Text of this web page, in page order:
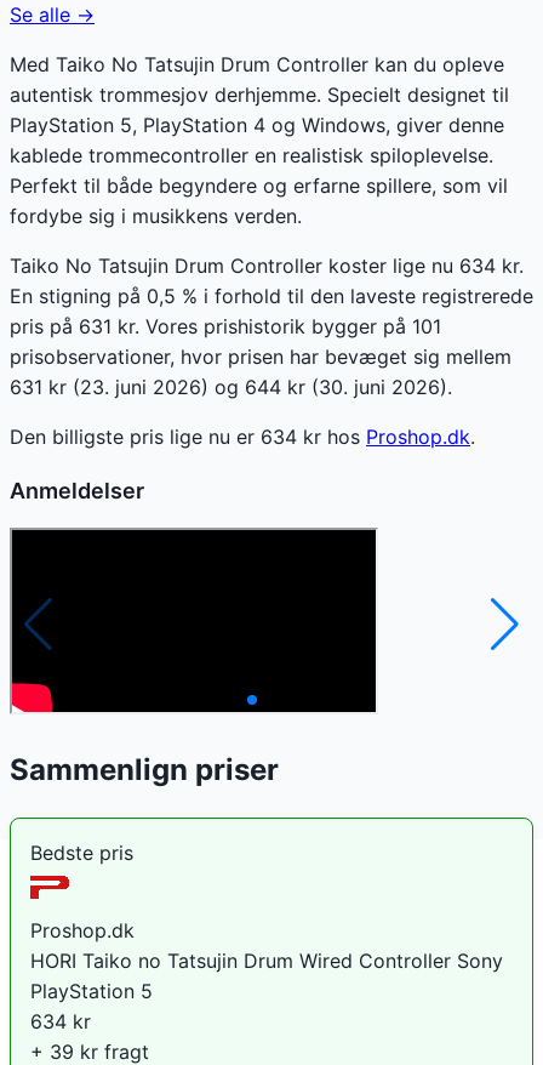
Se alle →
Med Taiko No Tatsujin Drum Controller kan du opleve
autentisk trommesjov derhjemme. Specielt designet til
PlayStation 5, PlayStation 4 og Windows, giver denne
kablede trommecontroller en realistisk spiloplevelse.
Perfekt til både begyndere og erfarne spillere, som vil
fordybe sig i musikkens verden.
Taiko No Tatsujin Drum Controller koster lige nu 634 kr.
En stigning på 0,5 % i forhold til den laveste registrerede
pris på 631 kr. Vores prishistorik bygger på 101
prisobservationer, hvor prisen har bevæget sig mellem
631 kr (23. juni 2026) og 644 kr (30. juni 2026).
Den billigste pris lige nu er 634 kr hos Proshop.dk.
Anmeldelser
Sammenlign priser
Bedste pris
Proshop.dk
HORI Taiko no Tatsujin Drum Wired Controller Sony
PlayStation 5
634 kr
+ 39 kr fragt